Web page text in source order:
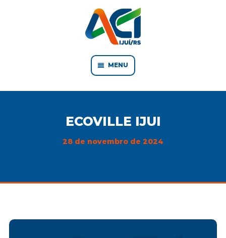
MENU
ECOVILLE IJUI
28 de novembro de 2024